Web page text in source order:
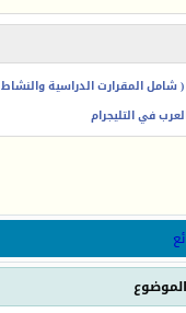
( شامل المقرارت الدراسية
في التليجرام